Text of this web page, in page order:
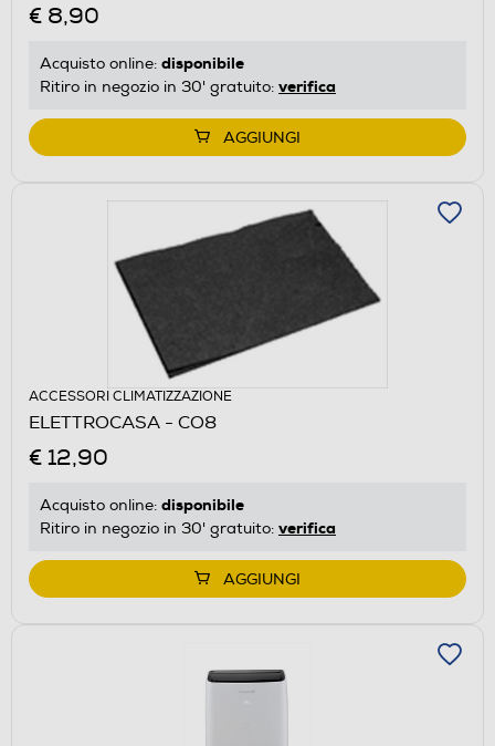
€ 8,90
Acquisto online: disponibile
Ritiro in negozio in 30' gratuito: verifica
AGGIUNGI
ACCESSORI CLIMATIZZAZIONE
ELETTROCASA - CO8
€ 12,90
Acquisto online: disponibile
Ritiro in negozio in 30' gratuito: verifica
AGGIUNGI